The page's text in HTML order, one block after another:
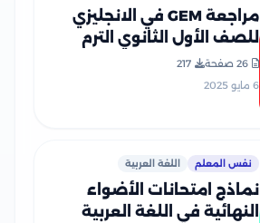
مراجعة GEM في الانجليزي
للصف الأول الثانوي الترم
الثاني 2025 PDF بالاجابات
26 صفحة
217
6 مايو 2025
نفس المعلم اللغة العربية
نماذج امتحانات الأضواء
النهائية في اللغة العربية